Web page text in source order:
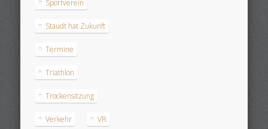
Sportverein
Staudt hat Zukunft
Termine
Triathlon
Trockensitzung
Verkehr VR